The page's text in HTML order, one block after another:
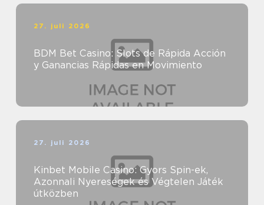
27. juli 2026
BDM Bet Casino: Slots de Rápida Acción
y Ganancias Rápidas en Movimiento
27. juli 2026
Kinbet Mobile Casino: Gyors Spin-ek,
Azonnali Nyereségek és Végtelen Játék
útközben